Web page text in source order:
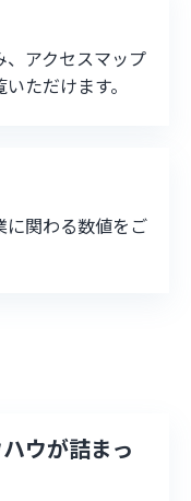
アクセスマップ
ただけます。
に関わる数値をご
ウが詰まっ